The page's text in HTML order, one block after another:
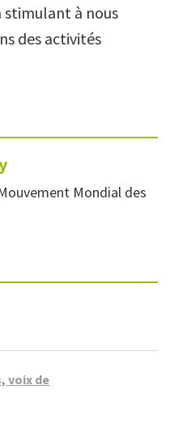
stimulant à nous
des activités
Mondial des
voix de